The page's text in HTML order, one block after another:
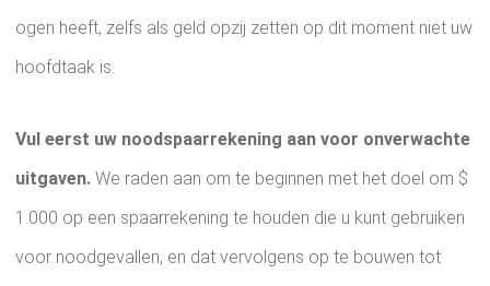
ogen heeft, zelfs als geld opzij zetten op dit moment niet uw
hoofdtaak is.
Vul eerst uw noodspaarrekening aan voor onverwachte
uitgaven. We raden aan om te beginnen met het doel om $
1.000 op een spaarrekening te houden die u kunt gebruiken
voor noodgevallen, en dat vervolgens op te bouwen tot